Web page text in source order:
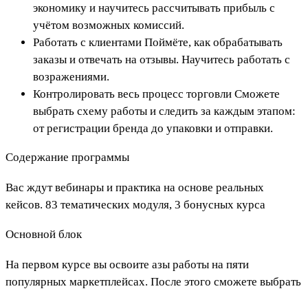
экономику и научитесь рассчитывать прибыль с
учётом возможных комиссий.
Работать с клиентами Поймёте, как обрабатывать
заказы и отвечать на отзывы. Научитесь работать с
возражениями.
Контролировать весь процесс торговли Сможете
выбрать схему работы и следить за каждым этапом:
от регистрации бренда до упаковки и отправки.
Содержание программы
Вас ждут вебинары и практика на основе реальных
кейсов. 83 тематических модуля, 3 бонусных курса
Основной блок
На первом курсе вы освоите азы работы на пяти
популярных маркетплейсах. После этого сможете выбрать